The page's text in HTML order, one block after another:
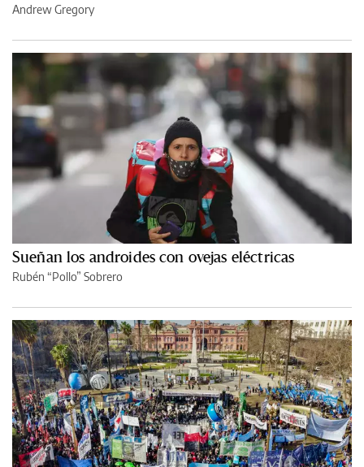
Andrew Gregory
Sueñan los androides con ovejas eléctricas
Rubén “Pollo” Sobrero